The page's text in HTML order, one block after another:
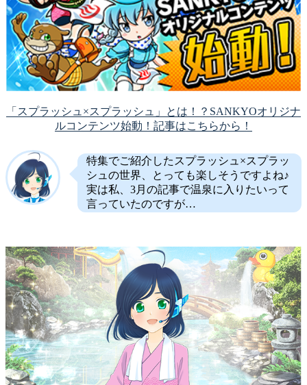
「スプラッシュ×スプラッシュ」とは！？SANKYOオリジナ
ルコンテンツ始動！記事はこちらから！
特集でご紹介したスプラッシュ×スプラッ
シュの世界、とっても楽しそうですよね♪
実は私、3月の記事で温泉に入りたいって
言っていたのですが…